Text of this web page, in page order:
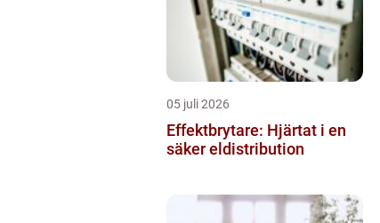
05 juli 2026
Effektbrytare: Hjärtat i en
säker eldistribution